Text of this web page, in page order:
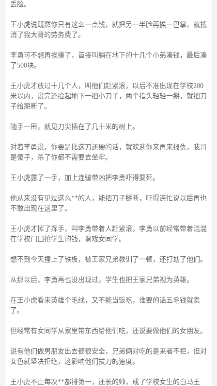
丢脸。
王小虎说既然你只有这么一点钱，就把另一半脸再挨一巴掌，就抵
消了我大哥的劳务费了。
李勇可不想再挨揍了，首接叫躺在地下的十几个小弟凑钱，最后凑
了500块。
王小虎才放过十几个人，叫他们赶紧滚，以后不准出现在学校200
米以内，说完还捡起地下一把小刀子，两个指头轻轻一掰，就把刀
子给掰断了。
随手一甩，就见刀尖插在了几十米的树上。
对着李勇说，你要是比这刀还硬的话，就欢迎你来再来报仇，我哥
是傻子，杀了你都不需要去坐牢。
王小虎露了一手，加上连骗带凶把李勇吓得要死。
他从来没有见过这么**的人，能把刀子掰断，吓得连忙说以后再也
不敢出现在这里了。
王小虎才挥了挥手，叫李勇带着人赶紧滚，李勇以前经常带着混混
在学校门囗抢学生的钱，调戏女同学。
想不到今天撞上了铁板，被王家兄弟教训了一顿，还打劫了他们。
从那以后，李勇再也没出现过，学生也把王家兄弟视为英雄。
在王小虎看来英雄个毛线，又不能当饭吃，谁要的话五毛钱就卖
了。
但经常有女同学从家里带东西给他们吃，还说要做他们的女朋友。
说有他们做男朋友出去都很安全，兄弟俩对吃的是来者不拒，但对
女色就坚决拒绝，这影响他们拔刀的速度。
王小虎不止每次**都排第一，还长的帅，成了学校女生的白马王